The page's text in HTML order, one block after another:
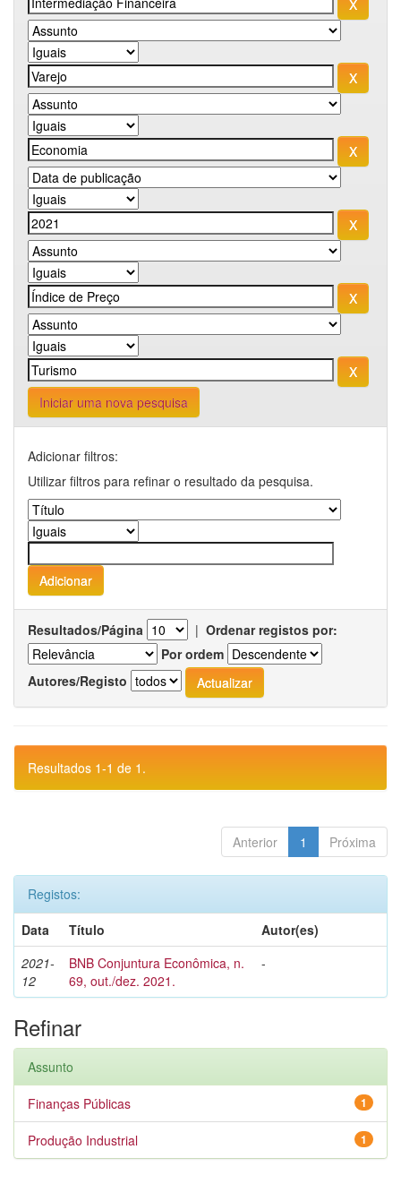
Iniciar uma nova pesquisa
Adicionar filtros:
Utilizar filtros para refinar o resultado da pesquisa.
Resultados/Página | Ordenar registos por:
Por ordem
Autores/Registo
Resultados 1-1 de 1.
Anterior 1 Próxima
Registos:
Data
Título
Autor(es)
2021-
12
BNB Conjuntura Econômica, n.
69, out./dez. 2021.
-
Refinar
Assunto
1
Finanças Públicas
1
Produção Industrial